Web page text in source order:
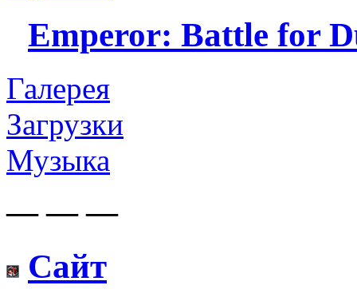
Emperor: Battle for
Галерея
Загрузки
Музыка
— — —
Сайт